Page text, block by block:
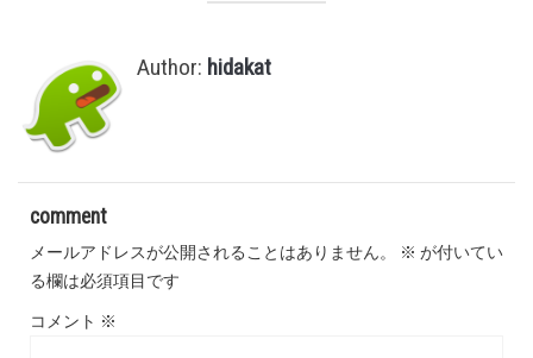
Author: hidakat
comment
メールアドレスが公開されることはありません。 ※ が付いてい
る欄は必須項目です
コメント ※